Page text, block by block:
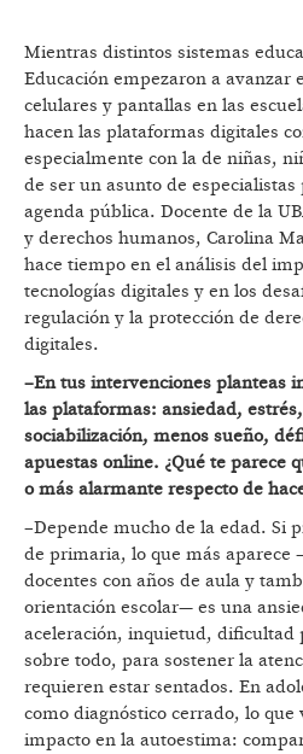
Mientras distintos sistemas
Educación empezaron a avanzar
celulares y pantallas en las
hacen las plataformas digitales
especialmente con la de niñas,
de ser un asunto de
agenda pública. Docente de la
y derechos humanos, Carolina
hace tiempo en el análisis del
tecnologías digitales y en los
regulación y la protección de
digitales.
–En tus intervenciones planteas
las plataformas: ansiedad,
sociabilización, menos sueño,
apuestas online. ¿Qué te parece
o más alarmante respecto de
–Depende mucho de la edad. Si
de primaria, lo que más aparece
docentes con años de aula y
orientación escolar— es una
aceleración, inquietud, dificultad
sobre todo, para sostener la
requieren estar sentados. En
como diagnóstico cerrado, lo que
impacto en la autoestima: